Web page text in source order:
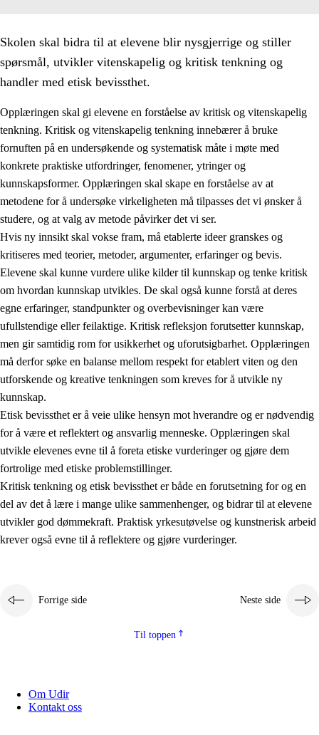
1. Opplæringens verdigrunnlag
1.1 Menneskeverdet
1.2 Identitet og kulturelt mangfold
1.3 Kritisk tenkning og etisk bevissthet
1.4 Skaperglede, engasjement og utforskertrang
1.5 Respekt for naturen og miljøbevissthet
1.6 Demokrati og medvirkning
Skolen skal bidra til at elevene blir nysgjerrige og stiller
spørsmål, utvikler vitenskapelig og kritisk tenkning og
handler med etisk bevissthet.
Opplæringen skal gi elevene en forståelse av kritisk og vitenskapelig
tenkning. Kritisk og vitenskapelig tenkning innebærer å bruke
fornuften på en undersøkende og systematisk måte i møte med
konkrete praktiske utfordringer, fenomener, ytringer og
kunnskapsformer. Opplæringen skal skape en forståelse av at
metodene for å undersøke virkeligheten må tilpasses det vi ønsker å
studere, og at valg av metode påvirker det vi ser.
Hvis ny innsikt skal vokse fram, må etablerte ideer granskes og
kritiseres med teorier, metoder, argumenter, erfaringer og bevis.
Elevene skal kunne vurdere ulike kilder til kunnskap og tenke kritisk
om hvordan kunnskap utvikles. De skal også kunne forstå at deres
egne erfaringer, standpunkter og overbevisninger kan være
ufullstendige eller feilaktige. Kritisk refleksjon forutsetter kunnskap,
men gir samtidig rom for usikkerhet og uforutsigbarhet. Opplæringen
må derfor søke en balanse mellom respekt for etablert viten og den
utforskende og kreative tenkningen som kreves for å utvikle ny
kunnskap.
Etisk bevissthet er å veie ulike hensyn mot hverandre og er nødvendig
for å være et reflektert og ansvarlig menneske. Opplæringen skal
utvikle elevenes evne til å foreta etiske vurderinger og gjøre dem
fortrolige med etiske problemstillinger.
Kritisk tenkning og etisk bevissthet er både en forutsetning for og en
del av det å lære i mange ulike sammenhenger, og bidrar til at elevene
utvikler god dømmekraft. Praktisk yrkesutøvelse og kunstnerisk arbeid
krever også evne til å reflektere og gjøre vurderinger.
Forrige side Neste side
Til toppen
Om Udir
Kontakt oss